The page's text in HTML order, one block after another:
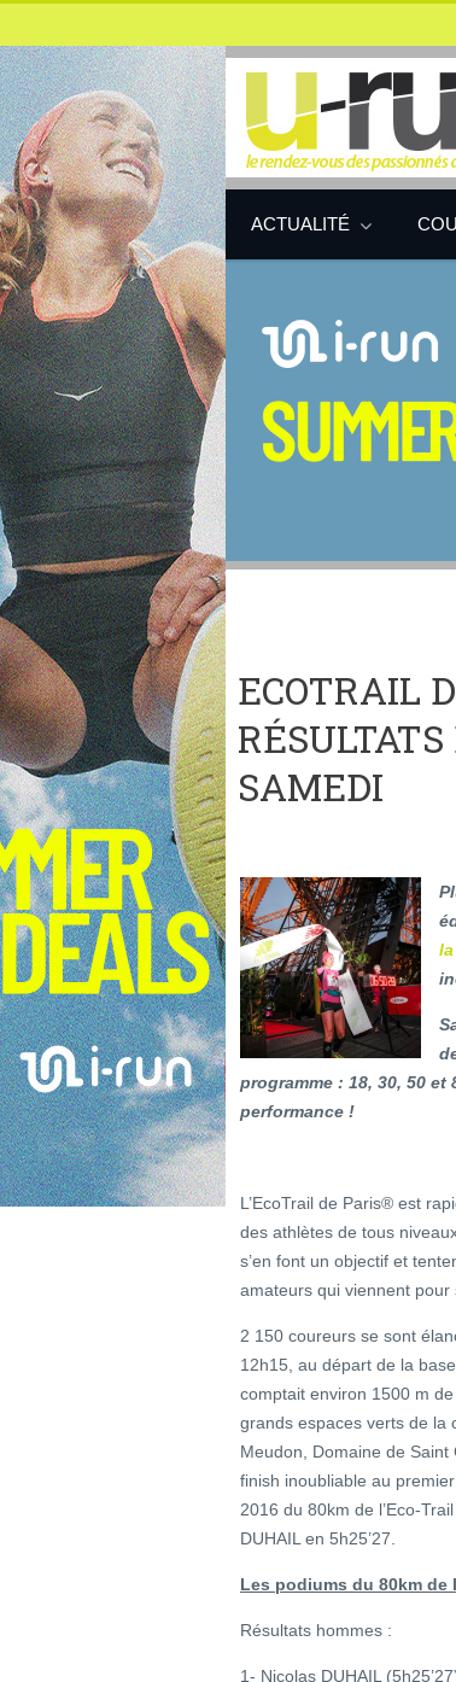
ACTUALITÉ
ECOTRAIL
SAMEDI
programme : 18, 30, 50
performance !
L’EcoTrail de Paris® est
des athlètes de tous
s’en font un objectif et
amateurs qui viennent pour
2 150 coureurs se sont
12h15, au départ de la
comptait environ 1500 m
grands espaces verts de la
Meudon, Domaine de
finish inoubliable au
2016 du 80km de l’Eco-
DUHAIL en 5h25’27.
Les podiums du 80km de
Résultats hommes :
1- Nicolas DUHAIL